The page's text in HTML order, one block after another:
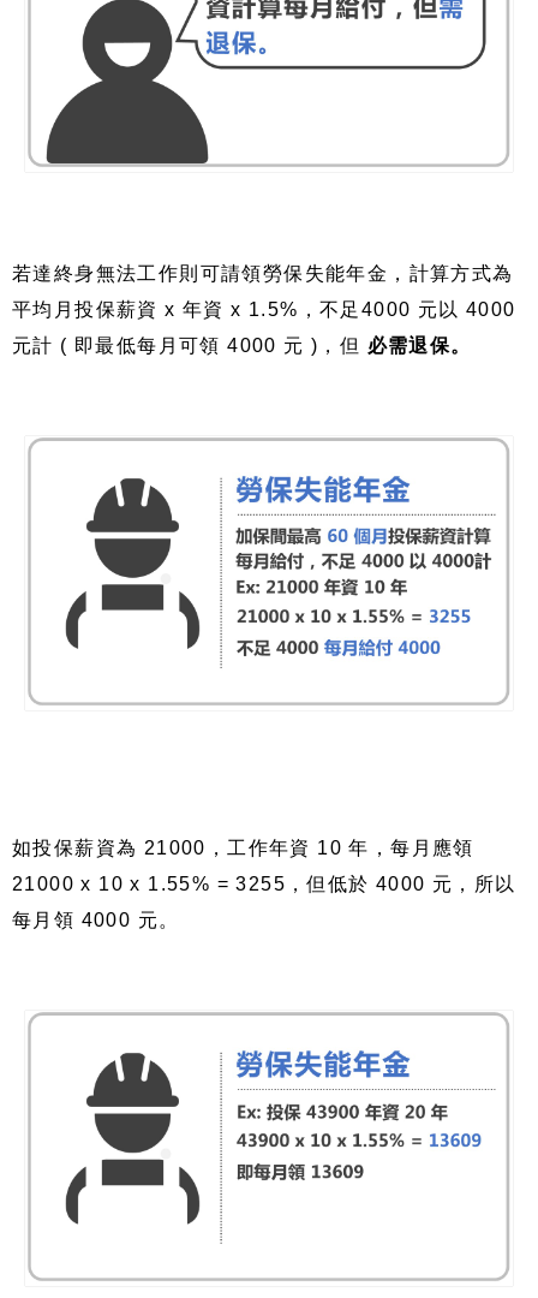
若達終身無法工作則可請領勞保失能年金，計算方式為
平均月投保薪資 x 年資 x 1.5%，不足4000 元以 4000
元計 ( 即最低每月可領 4000 元 )，但 必需退保。
如投保薪資為 21000，工作年資 10 年，每月應領
21000 x 10 x 1.55% = 3255，但低於 4000 元，所以
每月領 4000 元。